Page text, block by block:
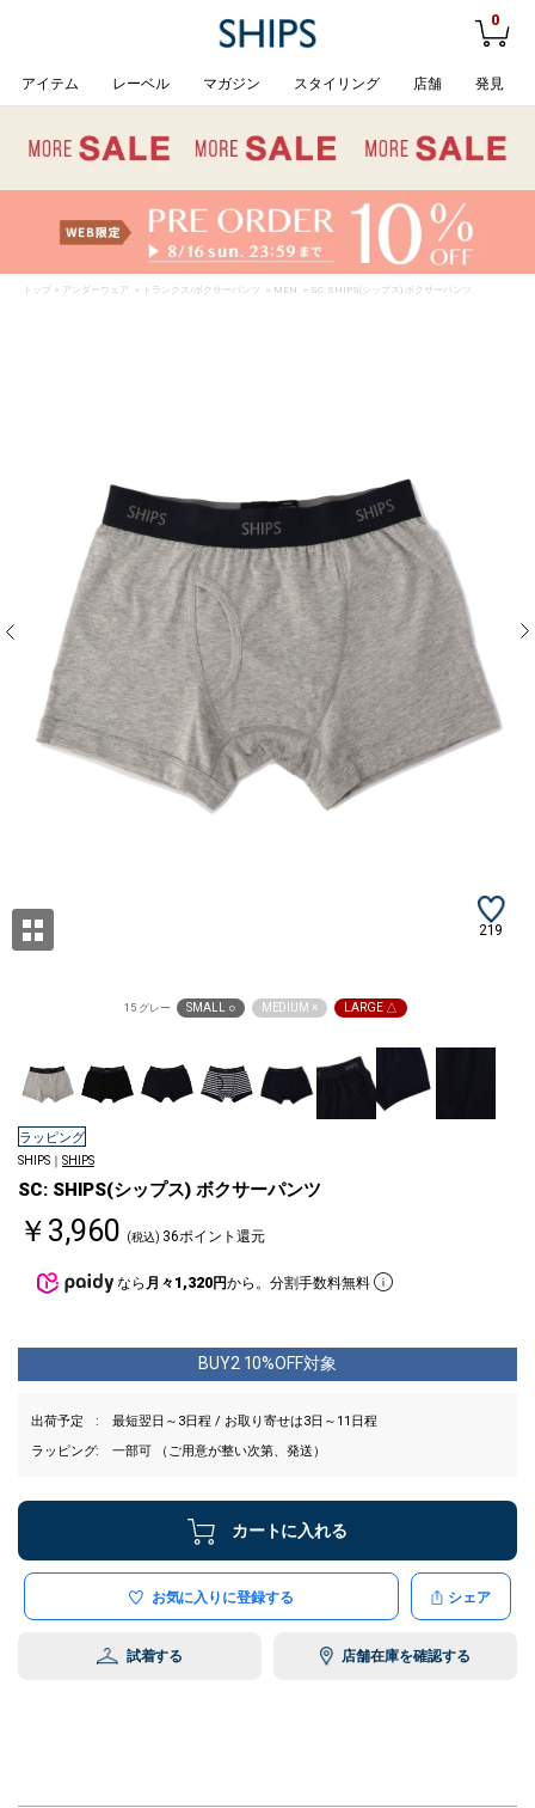
0
アイテム レーベル マガジン スタイリング 店舗 発見
トップ > アンダーウェア > トランクス/ボクサーパンツ > MEN > SC: SHIPS(シップス) ボクサーパンツ
219
15 グレー SMALL ○ MEDIUM × LARGE △
ラッピング
SHIPS｜ SHIPS
SC: SHIPS(シップス) ボクサーパンツ
￥3,960 (税込) 36ポイント還元
なら 月々1,320円から。分割手数料無料
BUY2 10%OFF対象
出荷予定
最短翌日～3日程 / お取り寄せは3日～11日程
ラッピング
一部可 （ご用意が整い次第、発送）
カートに入れる
お気に入りに登録する シェア
試着する 店舗在庫を確認する